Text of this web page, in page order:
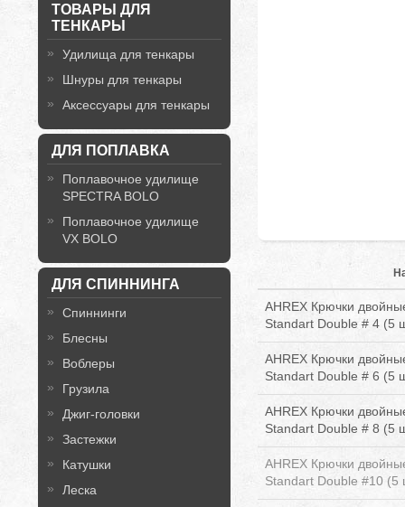
ТОВАРЫ ДЛЯ
ТЕНКАРЫ
Удилища для тенкары
Шнуры для тенкары
Аксессуары для тенкары
ДЛЯ ПОПЛАВКА
Поплавочное удилище
SPECTRA BOLO
Поплавочное удилище
VX BOLO
ДЛЯ СПИННИНГА
Спиннинги
Блесны
Воблеры
Грузила
Джиг-головки
Застежки
Катушки
Леска
AHREX Крючки
Standart Double # 4 (5
AHREX Крючки
Standart Double # 6 (5
AHREX Крючки
Standart Double # 8 (5
AHREX Крючки
Standart Double #10 (5